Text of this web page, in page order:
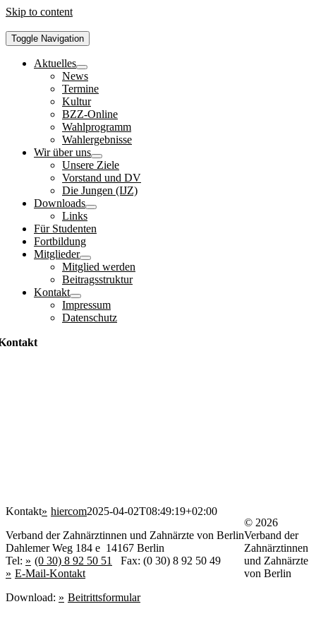
Skip to content
Toggle Navigation
Aktuelles
News
Termine
Kultur
BZZ-Online
Wahlprogramm
Wahlergebnisse
Wir über uns
Unsere Ziele
Vorstand und DV
Die Jungen (IJZ)
Downloads
Links
Für Studenten
Fortbildung
Mitglieder
Mitglied werden
Beitragsstruktur
Kontakt
Impressum
Datenschutz
Kontakt hiercom2025-04-02T08:49:19+02:00
Verband der Zahnärztinnen und Zahnärzte von Berlin
Dahlemer Weg 184 e 14167 Berlin
Tel:
(0 30) 8 92 50 51
Fax: (0 30) 8 92 50 49
E-Mail-Kontakt
Download:
Beitrittsformular
© 2026
Verband der
Zahnärztinnen
und Zahnärzte
von Berlin